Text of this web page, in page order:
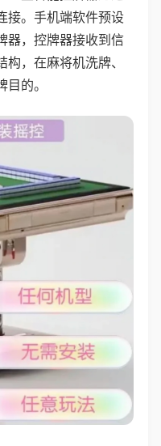
接。手机端软件预设
器，控牌器接收到信
，在麻将机洗牌、
的。